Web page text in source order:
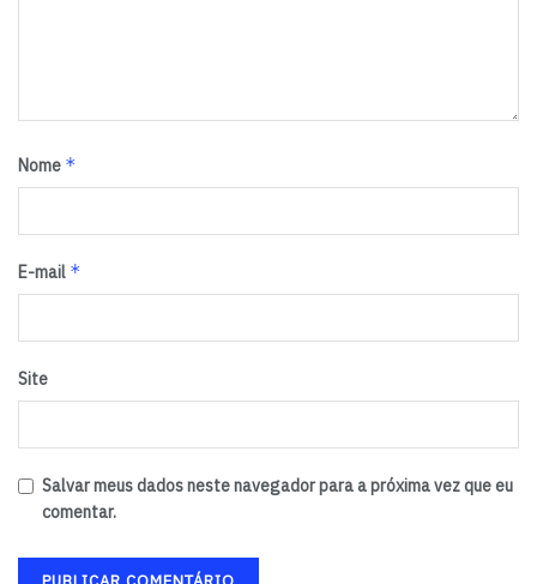
Nome *
E-mail *
Site
Salvar meus dados neste navegador para a próxima vez que eu
comentar.